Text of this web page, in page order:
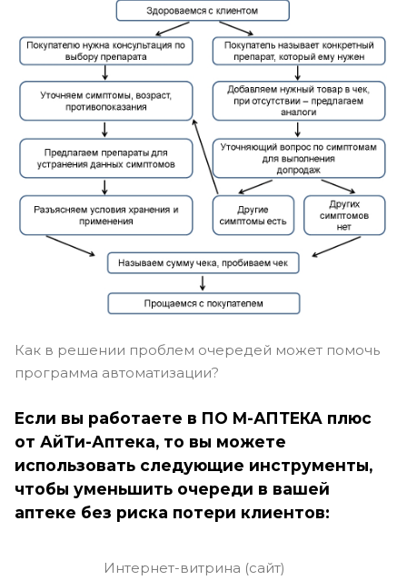
Как в решении проблем очередей может помочь
программа автоматизации?
Если вы работаете в ПО М-АПТЕКА плюс
от АйТи-Аптека, то вы можете
использовать следующие инструменты,
чтобы уменьшить очереди в вашей
аптеке без риска потери клиентов:
Интернет-витрина (сайт)